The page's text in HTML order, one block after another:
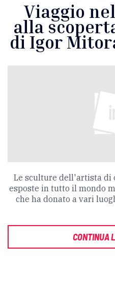
Viaggio
alla
di Igor
Le sculture dell'artista di
esposte in tutto il mondo
che ha donato a vari
CONTINUA